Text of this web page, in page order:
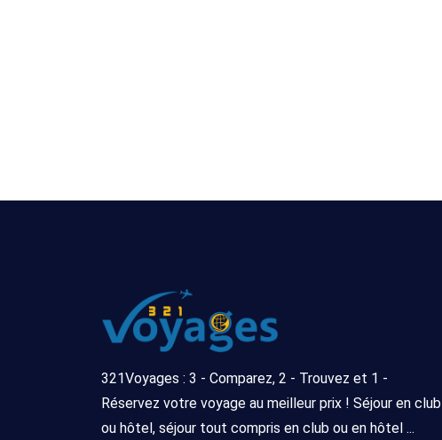
321Voyages : 3 - Comparez, 2 - Trouvez et 1 -
Réservez votre voyage au meilleur prix ! Séjour en club
ou hôtel, séjour tout compris en club ou en hôtel ...